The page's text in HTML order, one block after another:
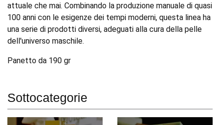
attuale che mai. Combinando la produzione manuale di quasi
100 anni con le esigenze dei tempi moderni, questa linea ha
una serie di prodotti diversi, adeguati alla cura della pelle
dell'universo maschile.
Panetto da 190 gr
Sottocategorie